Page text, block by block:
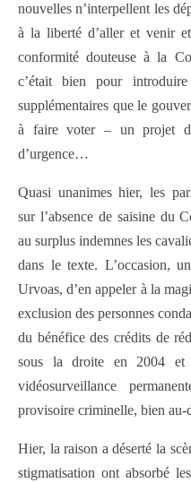
nouvelles n’interpellent les
à la liberté d’aller et venir
conformité douteuse à la
c’était bien pour
supplémentaires que le
à faire voter – un projet
d’urgence…
Quasi unanimes hier, les
sur l’absence de saisine du
au surplus indemnes les
dans le texte. L’occasion,
Urvoas, d’en appeler à la
exclusion des personnes
du bénéfice des crédits de
sous la droite en 2004 et
vidéosurveillance
provisoire criminelle, bien au-
Hier, la raison a déserté la
stigmatisation ont absorbé